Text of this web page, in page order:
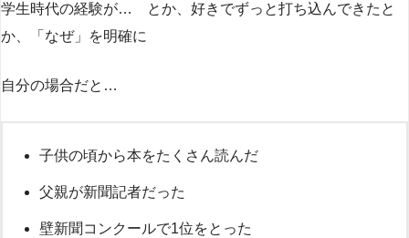
学生時代の経験が… とか、好きでずっと打ち込んできたと
か、「なぜ」を明確に
自分の場合だと…
子供の頃から本をたくさん読んだ
父親が新聞記者だった
壁新聞コンクールで1位をとった